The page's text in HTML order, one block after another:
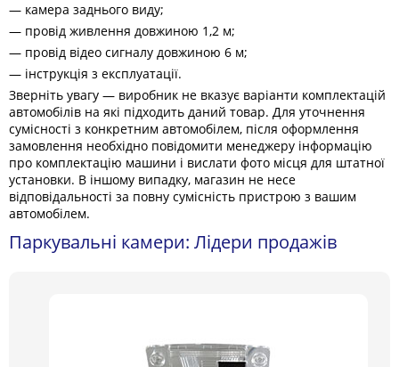
— камера заднього виду;
— провід живлення довжиною 1,2 м;
— провід відео сигналу довжиною 6 м;
— інструкція з експлуатації.
Зверніть увагу — виробник не вказує варіанти комплектацій
автомобілів на які підходить даний товар. Для уточнення
сумісності з конкретним автомобілем, після оформлення
замовлення необхідно повідомити менеджеру інформацію
про комплектацію машини і вислати фото місця для штатної
установки. В іншому випадку, магазин не несе
відповідальності за повну сумісність пристрою з вашим
автомобілем.
Паркувальні камери: Лідери продажів